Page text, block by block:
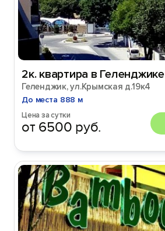
2к. квартира в Геленджике
Геленджик, ул.Крымская д.19к4
До места 888 м
Цена за сутки
от 6500 руб.